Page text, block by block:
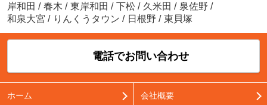
岸和田 / 春木 / 東岸和田 / 下松 / 久米田 / 泉佐野 /
和泉大宮 / りんくうタウン / 日根野 / 東貝塚
電話でお問い合わせ
ホーム 会社概要